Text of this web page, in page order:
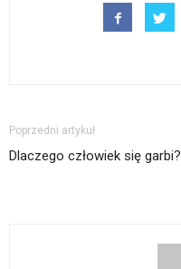
Poprzedni artykuł
Dlaczego człowiek się garbi?